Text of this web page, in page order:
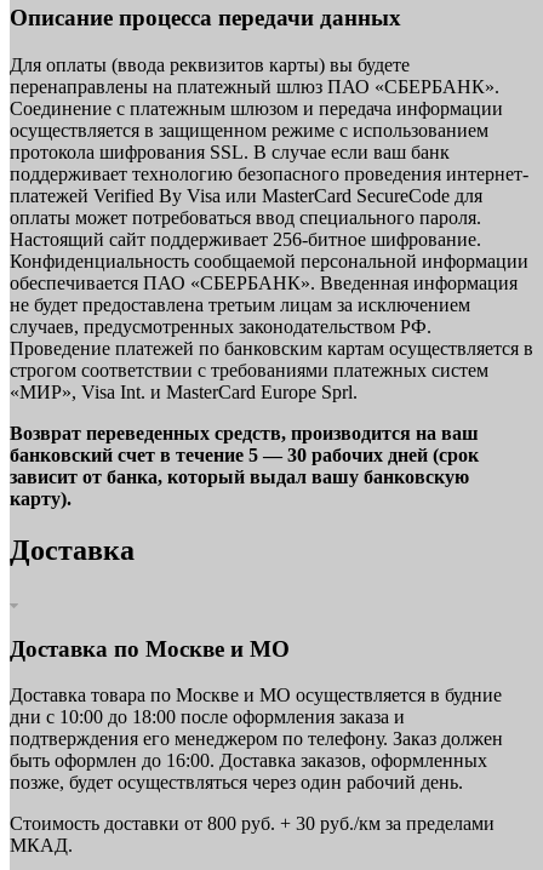
Описание процесса передачи данных
Для оплаты (ввода реквизитов карты) вы будете
перенаправлены на платежный шлюз ПАО «СБЕРБАНК».
Соединение с платежным шлюзом и передача информации
осуществляется в защищенном режиме с использованием
протокола шифрования SSL. В случае если ваш банк
поддерживает технологию безопасного проведения интернет-
платежей Verified By Visa или MasterCard SecureCode для
оплаты может потребоваться ввод специального пароля.
Настоящий сайт поддерживает 256-битное шифрование.
Конфиденциальность сообщаемой персональной информации
обеспечивается ПАО «СБЕРБАНК». Введенная информация
не будет предоставлена третьим лицам за исключением
случаев, предусмотренных законодательством РФ.
Проведение платежей по банковским картам осуществляется в
строгом соответствии с требованиями платежных систем
«МИР», Visa Int. и MasterCard Europe Sprl.
Возврат переведенных средств, производится на ваш
банковский счет в течение 5 — 30 рабочих дней (срок
зависит от банка, который выдал вашу банковскую
карту).
Доставка
Доставка по Москве и МО
Доставка товара по Москве и МО осуществляется в будние
дни с 10:00 до 18:00 после оформления заказа и
подтверждения его менеджером по телефону. Заказ должен
быть оформлен до 16:00. Доставка заказов, оформленных
позже, будет осуществляться через один рабочий день.
Стоимость доставки от 800 руб. + 30 руб./км за пределами
МКАД.